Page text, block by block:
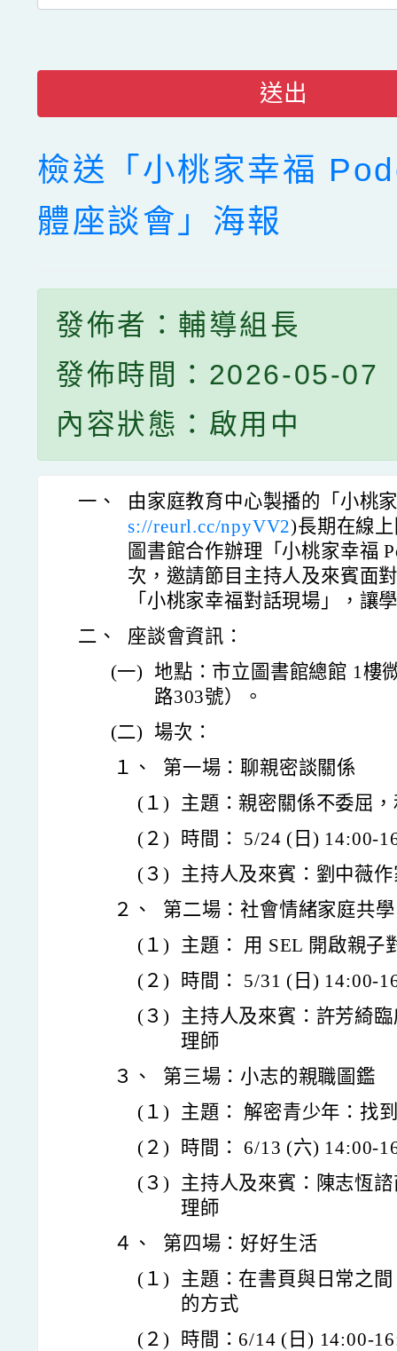
送出
檢送「小桃家幸福
體座談會」海報
發佈者：輔導組長
發佈時間：2026-05-07
內容狀態：啟用中
一、
由家庭教育中心製播的「小桃
s://reurl.cc/npyVV2)長期在線
圖書館合作辦理「小桃家幸福
次，邀請節目主持人及來賓面
「小桃家幸福對話現場」，讓
二、
座談會資訊：
(一) 地點：市立圖書館總館 1樓
路303號）。
(二) 場次：
１、
第一場：聊親密談關係
(１)
主題：親密關係不委屈
(２)
時間： 5/24 (日) 14:00-
(３)
主持人及來賓：劉中薇
２、
第二場：社會情緒家庭共學
(１)
主題： 用 SEL 開啟親子
(２)
時間： 5/31 (日) 14:00-
(３)
主持人及來賓：許芳綺
理師
３、
第三場：小志的親職圖鑑
(１)
主題： 解密青少年：找
(２)
時間： 6/13 (六) 14:00-
(３)
主持人及來賓：陳志恆
理師
４、
第四場：好好生活
(１)
主題：在書頁與日常之
的方式
(２)
時間：6/14 (日) 14:00-